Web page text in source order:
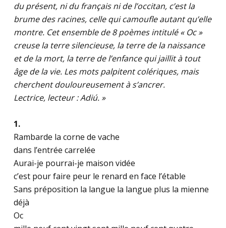
du présent, ni du français ni de l’occitan, c’est la
brume des racines, celle qui camoufle autant qu’elle
montre. Cet ensemble de 8 poèmes intitulé « Oc »
creuse la terre silencieuse, la terre de la naissance
et de la mort, la terre de l’enfance qui jaillit à tout
âge de la vie. Les mots palpitent colériques, mais
cherchent douloureusement à s’ancrer.
Lectrice, lecteur : Adiú. »
1.
Rambarde la corne de vache
dans l’entrée carrelée
Aurai-je pourrai-je maison vidée
c’est pour faire peur le renard en face l’étable
Sans préposition la langue la langue plus la mienne
déjà
Oc